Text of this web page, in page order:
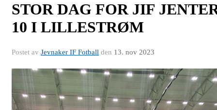
STOR DAG FOR JIF
10 I LILLESTRØM
Postet av Jevnaker IF Fotball den 13. nov 2023